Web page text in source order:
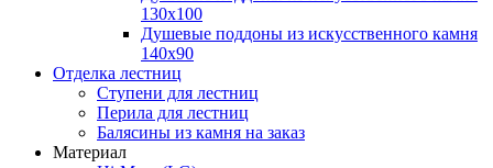
130х100
Душевые поддоны из искусственного камня
140х90
Отделка лестниц
Ступени для лестниц
Перила для лестниц
Балясины из камня на заказ
Материал